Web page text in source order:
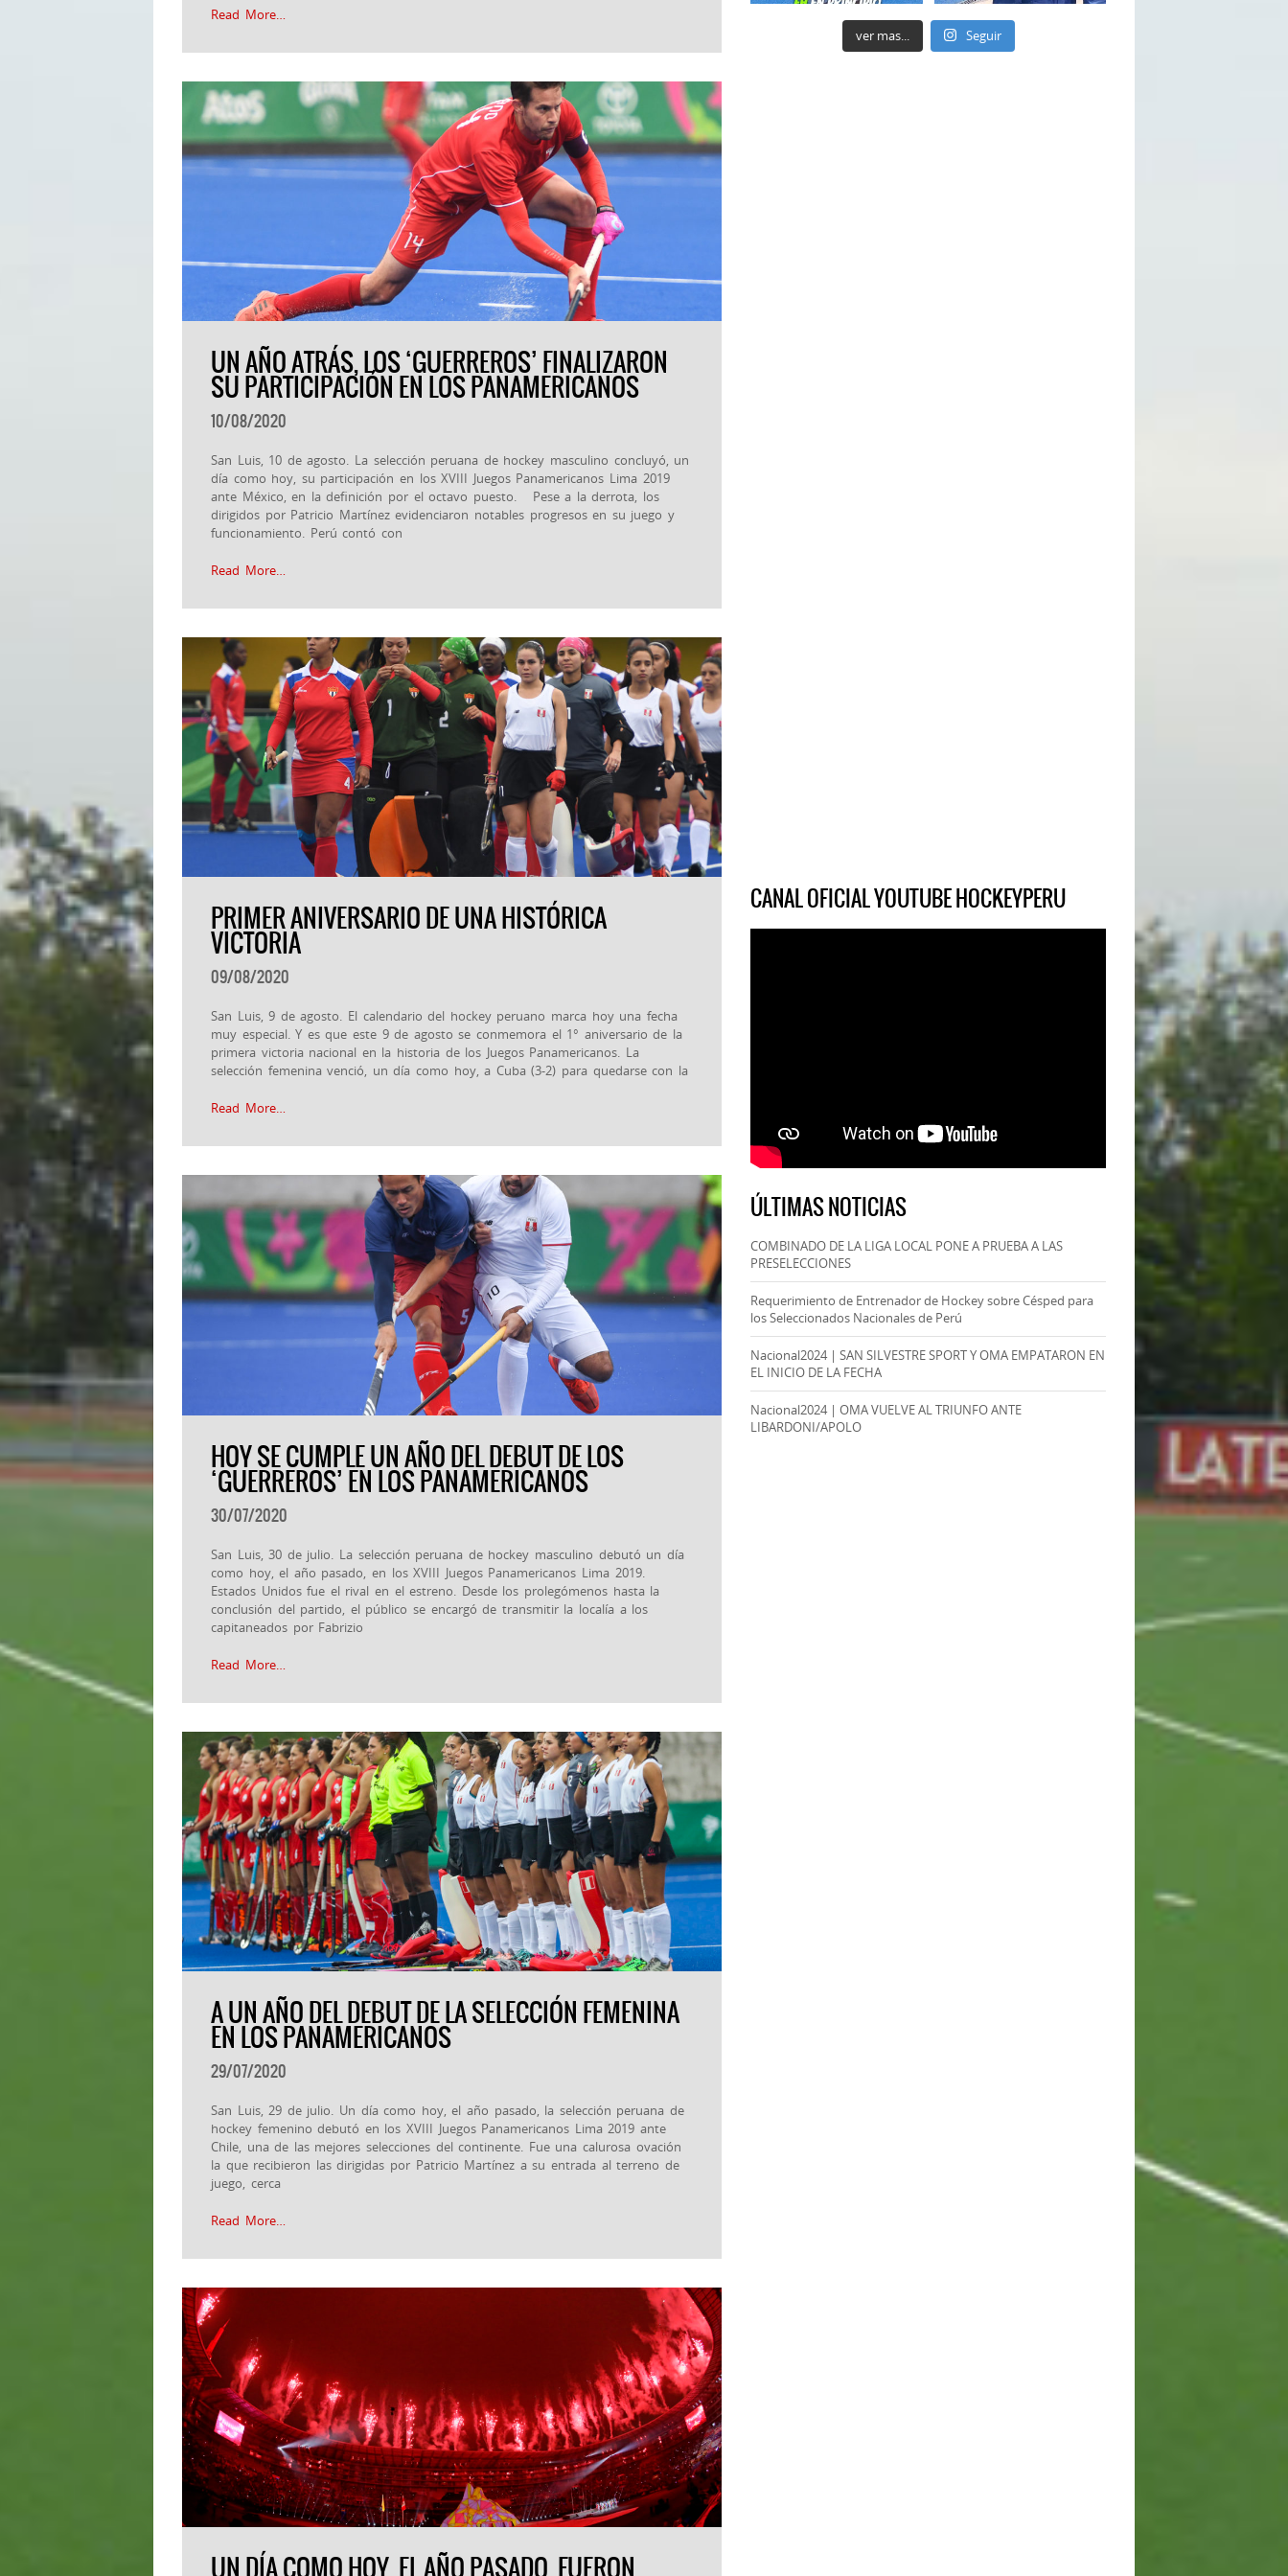
Read More…
UN AÑO ATRÁS, LOS ‘GUERREROS’ FINALIZARON
SU PARTICIPACIÓN EN LOS PANAMERICANOS
10/08/2020
San Luis, 10 de agosto. La selección peruana de hockey masculino concluyó, un
día como hoy, su participación en los XVIII Juegos Panamericanos Lima 2019
ante México, en la definición por el octavo puesto. Pese a la derrota, los
dirigidos por Patricio Martínez evidenciaron notables progresos en su juego y
funcionamiento. Perú contó con
Read More…
PRIMER ANIVERSARIO DE UNA HISTÓRICA
VICTORIA
09/08/2020
San Luis, 9 de agosto. El calendario del hockey peruano marca hoy una fecha
muy especial. Y es que este 9 de agosto se conmemora el 1° aniversario de la
primera victoria nacional en la historia de los Juegos Panamericanos. La
selección femenina venció, un día como hoy, a Cuba (3-2) para quedarse con la
Read More…
HOY SE CUMPLE UN AÑO DEL DEBUT DE LOS
‘GUERREROS’ EN LOS PANAMERICANOS
30/07/2020
San Luis, 30 de julio. La selección peruana de hockey masculino debutó un día
como hoy, el año pasado, en los XVIII Juegos Panamericanos Lima 2019.
Estados Unidos fue el rival en el estreno. Desde los prolegómenos hasta la
conclusión del partido, el público se encargó de transmitir la localía a los
capitaneados por Fabrizio
Read More…
A UN AÑO DEL DEBUT DE LA SELECCIÓN FEMENINA
EN LOS PANAMERICANOS
29/07/2020
San Luis, 29 de julio. Un día como hoy, el año pasado, la selección peruana de
hockey femenino debutó en los XVIII Juegos Panamericanos Lima 2019 ante
Chile, una de las mejores selecciones del continente. Fue una calurosa ovación
la que recibieron las dirigidas por Patricio Martínez a su entrada al terreno de
juego, cerca
Read More…
UN DÍA COMO HOY, EL AÑO PASADO, FUERON
ver mas... Seguir
CANAL OFICIAL YOUTUBE HOCKEYPERU
ÚLTIMAS NOTICIAS
COMBINADO DE LA LIGA LOCAL PONE A PRUEBA A LAS
PRESELECCIONES
Requerimiento de Entrenador de Hockey sobre Césped para
los Seleccionados Nacionales de Perú
Nacional2024 | SAN SILVESTRE SPORT Y OMA EMPATARON EN
EL INICIO DE LA FECHA
Nacional2024 | OMA VUELVE AL TRIUNFO ANTE
LIBARDONI/APOLO